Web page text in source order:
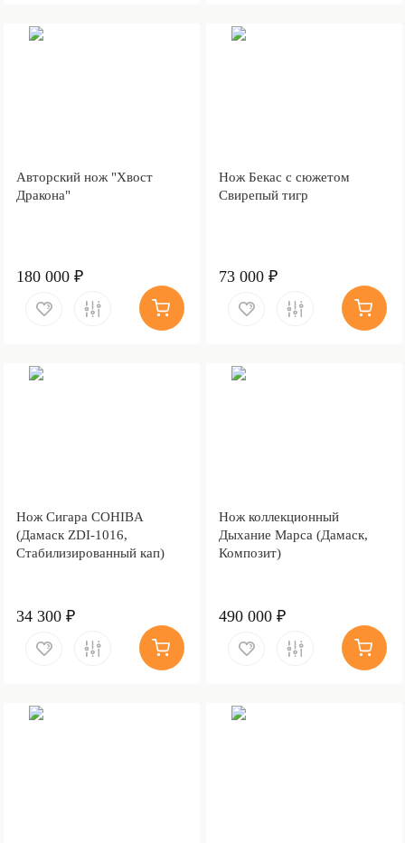
Авторский нож "Хвост
Дракона"
180 000 ₽
Нож Бекас с сюжетом
Свирепый тигр
73 000 ₽
Нож Сигара COHIBA
(Дамаск ZDI-1016,
Стабилизированный кап)
34 300 ₽
Нож коллекционный
Дыхание Марса (Дамаск,
Композит)
490 000 ₽